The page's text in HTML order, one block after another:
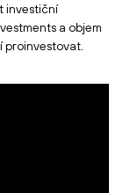
investiční
a objem
proinvestovat.